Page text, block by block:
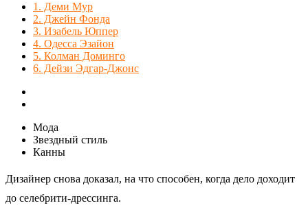
1. Деми Мур
2. Джейн Фонда
3. Изабель Юппер
4. Одесса Эзайон
5. Колман Доминго
6. Дейзи Эдгар-Джонс
Мода
Звездный стиль
Канны
Дизайнер снова доказал, на что способен, когда дело доходит
до селебрити-дрессинга.